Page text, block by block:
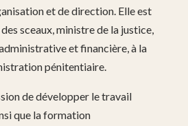
et de direction. Elle est
sceaux, ministre de la justice,
et financière, à la
pénitentiaire.
de développer le travail
que la formation